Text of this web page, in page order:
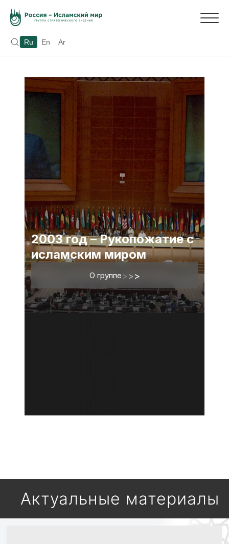
Ru En Ar
2003 год – Рукопожатие с
исламским миром
О группе>>>
Актуальные материалы